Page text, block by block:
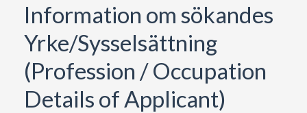
Information om sökandes
Yrke/Sysselsättning
(Profession / Occupation
Details of Applicant)